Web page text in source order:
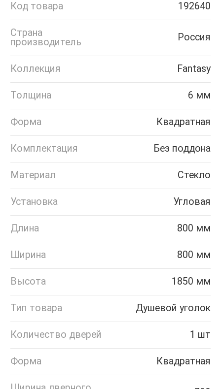
Код товара 192640
Страна
производитель
Россия
Коллекция Fantasy
Толщина 6 мм
Форма Квадратная
Комплектация Без поддона
Материал Стекло
Установка Угловая
Длина 800 мм
Ширина 800 мм
Высота 1850 мм
Тип товара Душевой уголок
Количество дверей 1 шт
Форма Квадратная